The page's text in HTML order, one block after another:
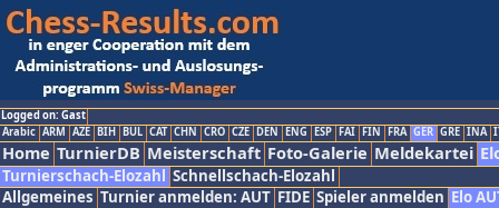
Logged on: Gast
Arabic ARM AZE BIH BUL CAT CHN CRO CZE DEN ENG ESP FAI FIN FRA GER GRE INA
Home TurnierDB Meisterschaft Foto-Galerie Meldekartei
Turnierschach-Elozahl Schnellschach-Elozahl
Allgemeines Turnier anmelden: AUT FIDE Spieler anmelden Elo